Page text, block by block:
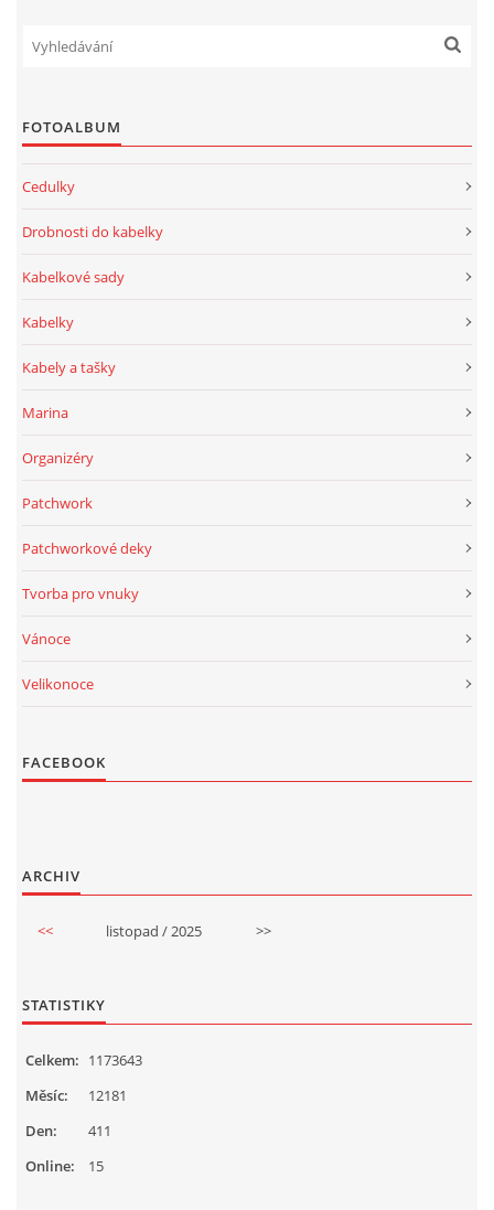
FOTOALBUM
Cedulky
Drobnosti do kabelky
Kabelkové sady
Kabelky
Kabely a tašky
Marina
Organizéry
Patchwork
Patchworkové deky
Tvorba pro vnuky
Vánoce
Velikonoce
FACEBOOK
ARCHIV
<< listopad / 2025 >>
STATISTIKY
Online: 15
Celkem: 1173643
Měsíc:
12181
Den:
411